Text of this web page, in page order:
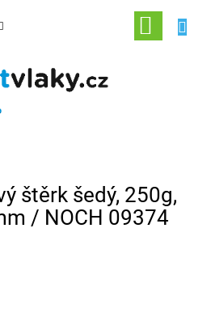
NÁKUPNÍ
KOŠÍK
štěrk šedý, 250g,
/ NOCH 09374